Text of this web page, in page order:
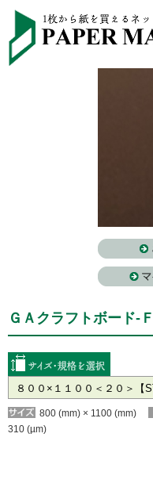
ＧＡクラフトボード-
800 (mm) × 1100 (mm)
310 (µm)